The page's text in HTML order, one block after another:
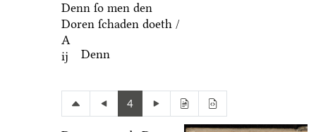
Denn ſo men den
Doren ſchaden doeth /
A
ij
Denn
4